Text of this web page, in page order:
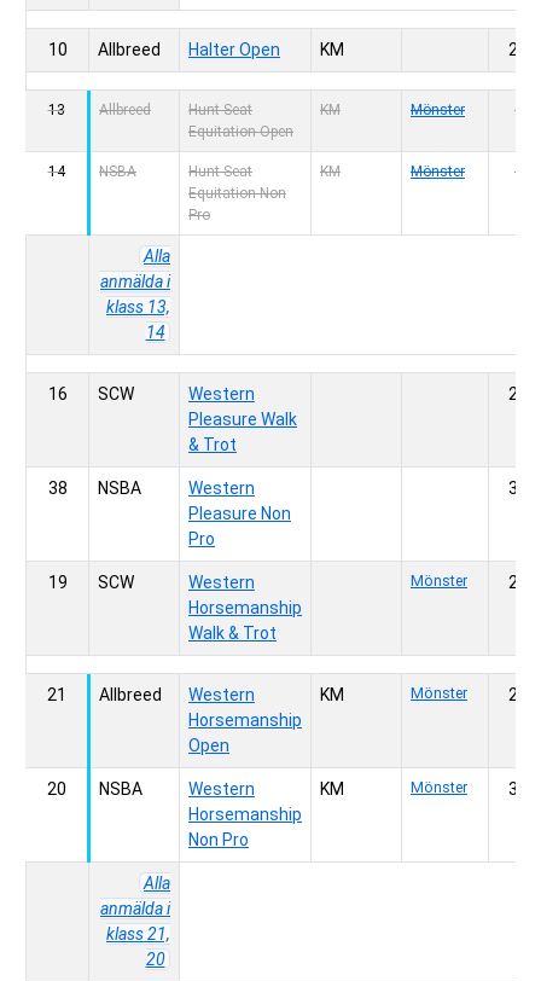
10 Allbreed Halter Open KM
13 Allbreed
Hunt Seat
Equitation Open
KM Mönster
14 NSBA
Hunt Seat
Equitation Non
Pro
KM Mönster
Alla
anmälda i
klass 13,
14
16 SCW
Western
Pleasure Walk
& Trot
38 NSBA
Western
Pleasure Non
Pro
19 SCW
Western
Horsemanship
Walk & Trot
Mönster
21 Allbreed
Western
Horsemanship
Open
KM Mönster
20 NSBA
Western
Horsemanship
Non Pro
KM Mönster
Alla
anmälda i
klass 21,
20